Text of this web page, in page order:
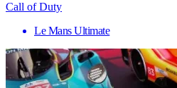
Call of Duty
Le Mans Ultimate